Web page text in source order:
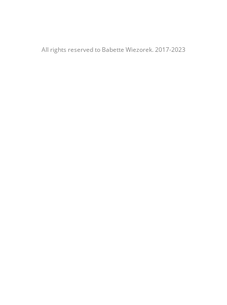
All rights reserved to Babette Wiezorek. 2017-2023